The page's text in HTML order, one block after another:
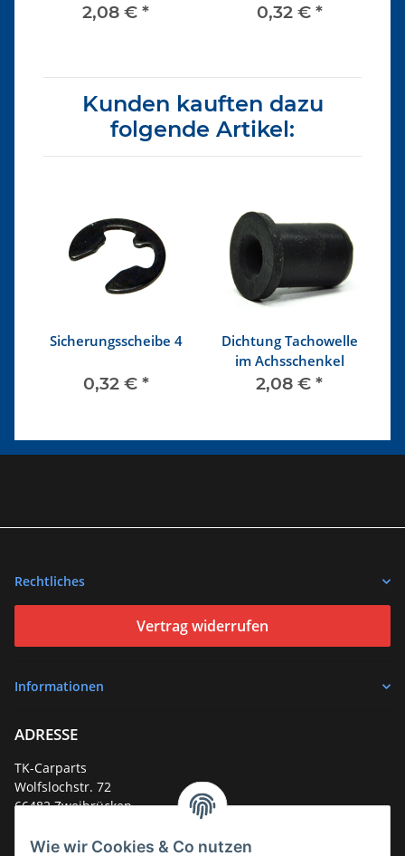
Wie wir Cookies & Co nutzen
2,08 € * 0,32 € *
Kunden kauften dazu
folgende Artikel:
Sicherungsscheibe 4
0,32 € *
Dichtung Tachowelle
im Achsschenkel
2,08 € *
Rechtliches
Vertrag widerrufen
Informationen
ADRESSE
TK-Carparts
Wolfslochstr. 72
66482 Zweibrücken